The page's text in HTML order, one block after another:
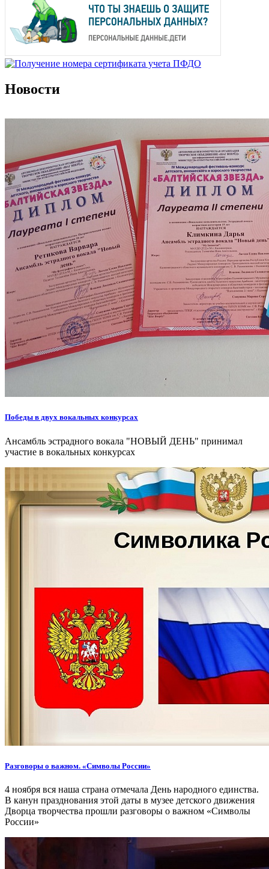
Новости
Победы в двух вокальных конкурсах
Ансамбль эстрадного вокала "НОВЫЙ ДЕНЬ" принимал
участие в вокальных конкурсах
Разговоры о важном. «Символы России»
4 ноября вся наша страна отмечала День народного единства.
В канун празднования этой даты в музее детского движения
Дворца творчества прошли разговоры о важном «Символы
России»